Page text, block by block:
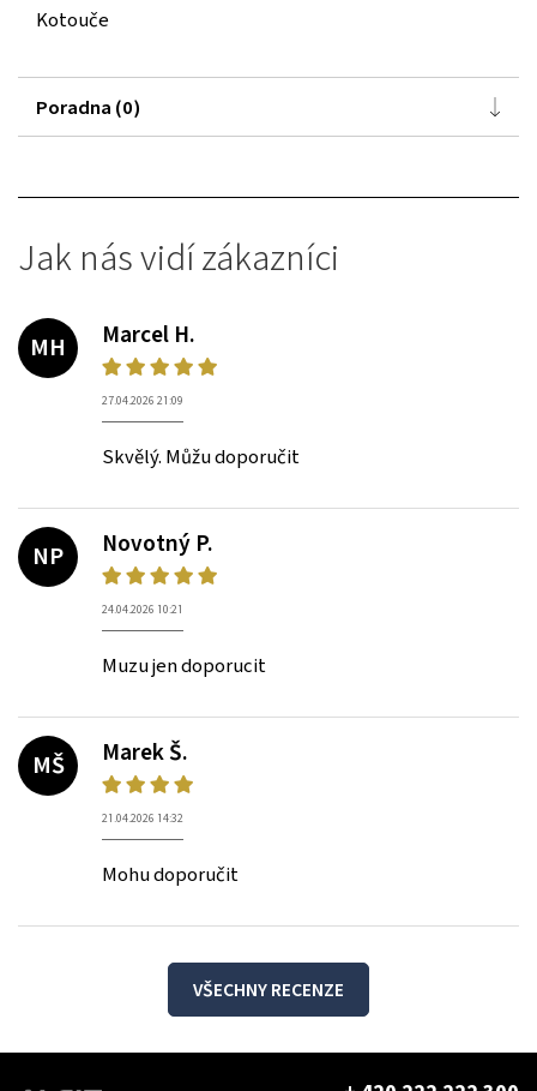
Kotouče
Poradna (0)
Jak nás vidí zákazníci
MH
Marcel H.
27.04.2026 21:09
Skvělý. Můžu doporučit
NP
Novotný P.
24.04.2026 10:21
Muzu jen doporucit
MŠ
Marek Š.
21.04.2026 14:32
Mohu doporučit
VŠECHNY RECENZE